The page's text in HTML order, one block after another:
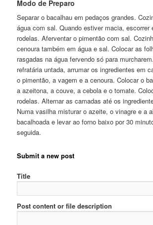
Modo de Preparo
Separar o bacalhau em pedaços grandes.
água com sal. Quando estiver macia, escorrer
rodelas. Aferventar o pimentão com sal.
cenoura também em água e sal. Colocar as
rasgadas na água fervendo só para
refratária untada, arrumar os ingredientes em
o pimentão, a vagem e a cenoura. Colocar o
a azeitona, a couve, a cebola e o tomate.
rodelas. Alternar as camadas até os
Numa vasilha misturar o azeite, o vinagre e a
bacalhoada e levar ao forno baixo por 30
seguida.
Submit a new post
Title
Post content or file description